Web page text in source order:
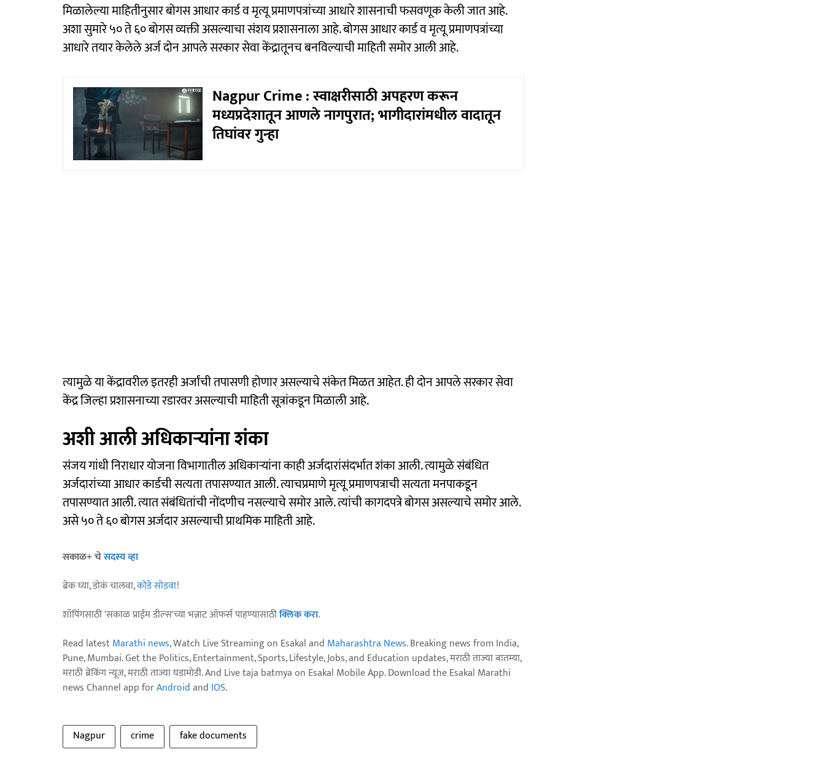
मिळालेल्या माहितीनुसार बोगस आधार कार्ड व मृत्यू प्रमाणपत्रांच्या आधारे शासनाची फसवणूक केली जात आहे.
अशा सुमारे ५० ते ६० बोगस व्यक्ती असल्याचा संशय प्रशासनाला आहे. बोगस आधार कार्ड व मृत्यू प्रमाणपत्रांच्या
आधारे तयार केलेले अर्ज दोन आपले सरकार सेवा केंद्रातूनच बनविल्याची माहिती समोर आली आहे.
Nagpur Crime : स्वाक्षरीसाठी अपहरण करून
मध्यप्रदेशातून आणले नागपुरात; भागीदारांमधील वादातून
तिघांवर गुन्हा
त्यामुळे या केंद्रावरील इतरही अर्जांची तपासणी होणार असल्याचे संकेत मिळत आहेत. ही दोन आपले सरकार सेवा
केंद्र जिल्हा प्रशासनाच्या रडारवर असल्याची माहिती सूत्रांकडून मिळाली आहे.
अशी आली अधिकाऱ्यांना शंका
संजय गांधी निराधार योजना विभागातील अधिकाऱ्यांना काही अर्जदारांसंदर्भात शंका आली. त्यामुळे संबंधित
अर्जदारांच्या आधार कार्डची सत्यता तपासण्यात आली. त्याचप्रमाणे मृत्यू प्रमाणपत्राची सत्यता मनपाकडून
तपासण्यात आली. त्यात संबंधितांची नोंदणीच नसल्याचे समोर आले. त्यांची कागदपत्रे बोगस असल्याचे समोर आले.
असे ५० ते ६० बोगस अर्जदार असल्याची प्राथमिक माहिती आहे.
सकाळ+ चेसदस्य व्हा
ब्रेक घ्या, डोकं चालवा,कोडे सोडवा!
शॉपिंगसाठी 'सकाळ प्राईम डील्स'च्या भन्नाट ऑफर्स पाहण्यासाठीक्लिक करा.
Read latestMarathi news, Watch Live Streaming on Esakal and Maharashtra News. Breaking news from India,
Pune, Mumbai. Get the Politics, Entertainment, Sports, Lifestyle, Jobs, and Education updates, मराठी ताज्या बातम्या,
मराठी ब्रेकिंग न्यूज, मराठी ताज्या घडामोडी. And Live taja batmya on Esakal Mobile App. Download the Esakal Marathi
news Channel app forAndroidand IOS.
Nagpur crime fake documents